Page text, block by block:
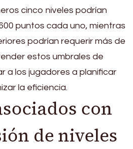
cinco niveles podrían
puntos cada uno, mientras
podrían requerir más de
estos umbrales de
a los jugadores a planificar
la eficiencia.
con
de niveles